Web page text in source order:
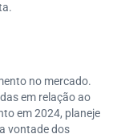
no mercado.
em relação ao
em 2024, planeje
vontade dos